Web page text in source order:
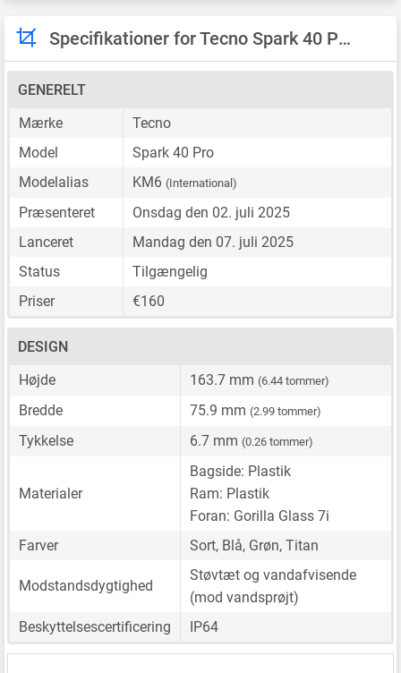
Specifikationer for Tecno Spark 40 Pro
GENERELT
Mærke
Tecno
Model
Spark 40 Pro
Modelalias
KM6 (International)
Præsenteret
Onsdag den 02. juli 2025
Lanceret
Mandag den 07. juli 2025
Status
Tilgængelig
Priser
€160
DESIGN
Højde
163.7 mm (6.44 tommer)
Bredde 75.9 mm (2.99 tommer)
Tykkelse 6.7 mm (0.26 tommer)
Materialer
Bagside: Plastik
Ram: Plastik
Foran: Gorilla Glass 7i
Farver
Sort, Blå, Grøn, Titan
Modstandsdygtighed
Støvtæt og vandafvisende
(mod vandsprøjt)
Beskyttelsescertificering
IP64